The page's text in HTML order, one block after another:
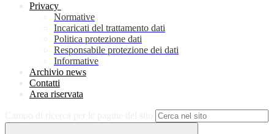
Privacy
Normative
Incaricati del trattamento dati
Politica protezione dati
Responsabile protezione dei dati
Informative
Archivio news
Contatti
Area riservata